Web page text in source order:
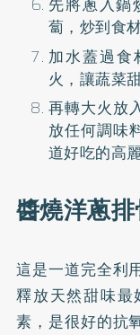
先將蔥入鍋
蔔，炒到食
加水蓋過
火，讓蔬菜
再轉大火放
放任何調味
道好吃的高
醬燒洋蔥
這是一道完全利
釋放天然甜味
素，是很好的抗